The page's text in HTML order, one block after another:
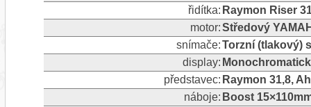
řidítka: Raymon Riser
motor:Středový
snímače:Torzní (tlakový)
display:
představec: Raymon 31,8,
náboje: Boost